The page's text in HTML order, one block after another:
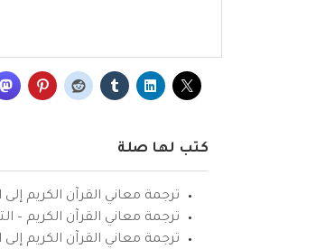
كتب لها صلة
ترجمة معاني القرآن الكريم إلى
ترجمة معاني القرآن الكريم –
ترجمة معاني القرآن الكريم